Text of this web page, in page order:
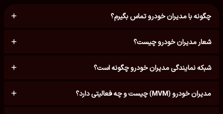
چگونه با مدیران خودرو تماس بگیرم؟
شعار مدیران خودرو چیست؟
شبکه نمایندگی مدیران خودرو چگونه است؟
مدیران خودرو (MVM) چیست و چه فعالیتی دارد؟